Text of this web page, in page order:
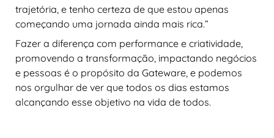
trajetória, e tenho certeza de que estou apenas
começando uma jornada ainda mais rica.”
Fazer a diferença com performance e criatividade,
promovendo a transformação, impactando negócios
e pessoas é o propósito da Gateware, e podemos
nos orgulhar de ver que todos os dias estamos
alcançando esse objetivo na vida de todos.